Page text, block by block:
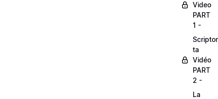
Video
PART
1 -
ta
Vidéo
PART
2 -
La